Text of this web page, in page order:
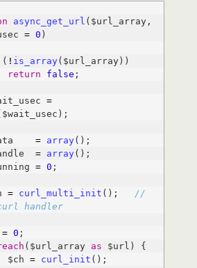
async_get_url ($url_array,
= 0
( ! is_array
return
false
$wait_usec
=
$data
= array
$handle
= array
$running
= 0
= curl_multi_init ();
//
handler
= 0
($url_array as
        $ch
= curl_init